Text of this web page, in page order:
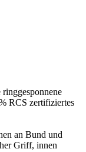
RCS zertifiziertes
an Bund und
Griff, innen